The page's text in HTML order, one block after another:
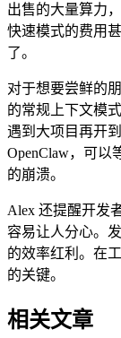
出售的大量算力
快速模式的费用
了。
对于想要尝鲜的
的常规上下文模
遇到大项目再开
OpenClaw，可以
的崩溃。
Alex 还提醒开发
容易让人分心。
的效率红利。在
的关键。
相关文章